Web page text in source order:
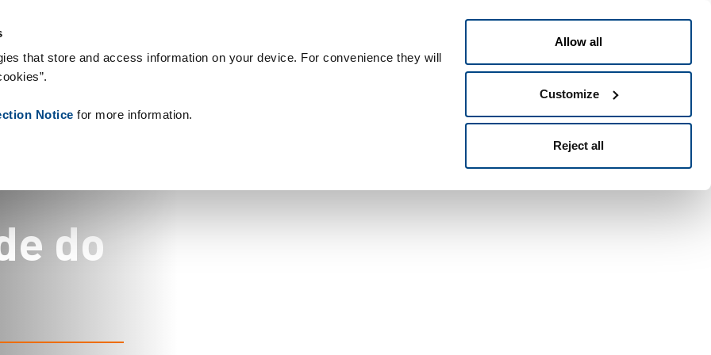
that store and access information on your device. For convenience they will
Notice for more information.
Allow all
Customize
Reject all
e do